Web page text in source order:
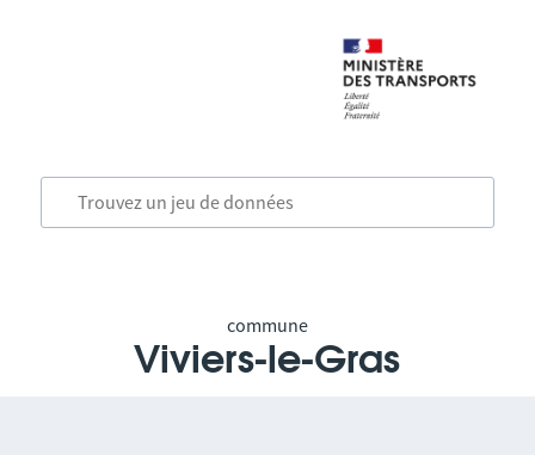
commune
Viviers-le-Gras